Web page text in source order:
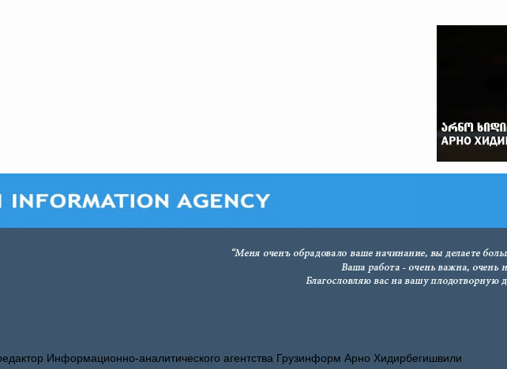
Информационно-аналитического агентства Грузинформ Арно Хидирбегишвили